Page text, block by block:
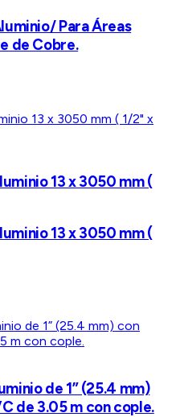
Para Áreas
de Cobre.
13 x 3050 mm (
13 x 3050 mm (
de 1” (25.4 mm)
de 3.05 m con cople.